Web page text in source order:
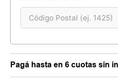
Pagá hasta en 6 cuotas sin